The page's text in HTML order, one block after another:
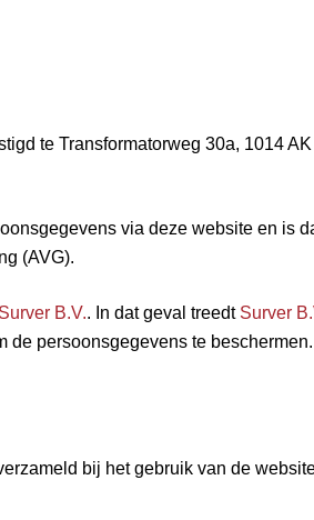
te Transformatorweg 30a, 1014
via deze website en is
(AVG).
Surver B.V.. In dat geval treedt Surver
de persoonsgegevens te beschermen.
bij het gebruik van de